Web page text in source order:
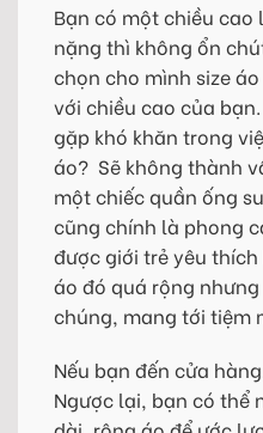
Bạn có một chiều
nặng thì không ổn
chọn cho mình size
với chiều cao của
gặp khó khăn trong
áo? Sẽ không thành
một chiếc quần ống
cũng chính là phong
được giới trẻ yêu
áo đó quá rộng
chúng, mang tới tiệm
Nếu bạn đến cửa
Ngược lại, bạn có thể